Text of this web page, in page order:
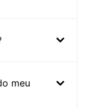
meu